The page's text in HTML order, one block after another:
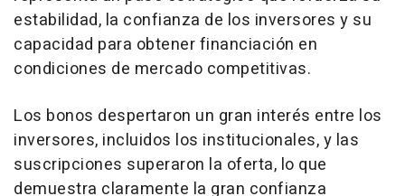
estabilidad, la confianza de los inversores y su
capacidad para obtener financiación en
condiciones de mercado competitivas.
Los bonos despertaron un gran interés entre los
inversores, incluidos los institucionales, y las
suscripciones superaron la oferta, lo que
demuestra claramente la gran confianza